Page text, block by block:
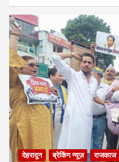
देहरादून ब्रेकिंग न्यूज़ राजकाज